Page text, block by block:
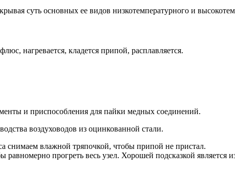
суть основных ее видов низкотемпературного и
нагревается, кладется припой, расплавляется.
и приспособления для пайки медных соединений.
воздуховодов из оцинкованной стали.
снимаем влажной тряпочкой, чтобы припой не пристал.
прогреть весь узел. Хорошей подсказкой является